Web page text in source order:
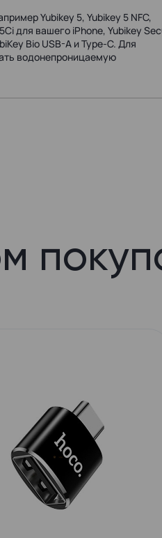
Yubikey 5, Yubikey 5 NFC,
для вашего iPhone, Yubikey
Bio USB-A и Type-C. Для
водонепроницаемую